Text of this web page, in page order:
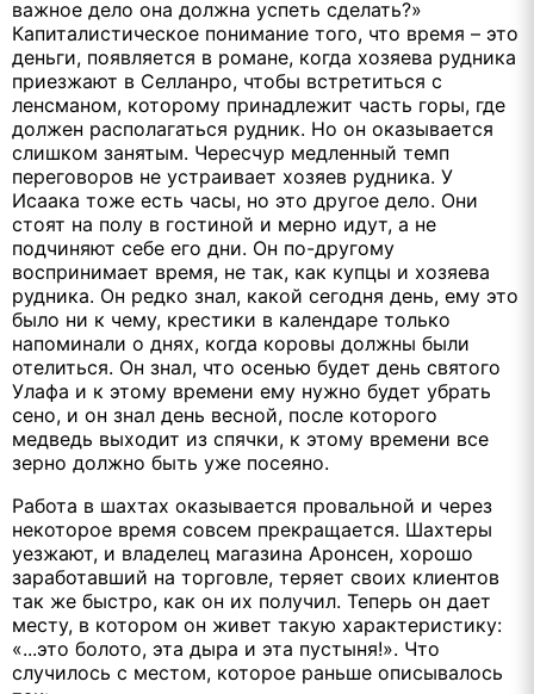
важное дело она должна успеть сделать?»
Капиталистическое понимание того, что время – это
деньги, появляется в романе, когда хозяева рудника
приезжают в Селланро, чтобы встретиться с
ленсманом, которому принадлежит часть горы, где
должен располагаться рудник. Но он оказывается
слишком занятым. Чересчур медленный темп
переговоров не устраивает хозяев рудника. У
Исаака тоже есть часы, но это другое дело. Они
стоят на полу в гостиной и мерно идут, а не
подчиняют себе его дни. Он по-другому
воспринимает время, не так, как купцы и хозяева
рудника. Он редко знал, какой сегодня день, ему это
было ни к чему, крестики в календаре только
напоминали о днях, когда коровы должны были
отелиться. Он знал, что осенью будет день святого
Улафа и к этому времени ему нужно будет убрать
сено, и он знал день весной, после которого
медведь выходит из спячки, к этому времени все
зерно должно быть уже посеяно.
Работа в шахтах оказывается провальной и через
некоторое время совсем прекращается. Шахтеры
уезжают, и владелец магазина Аронсен, хорошо
заработавший на торговле, теряет своих клиентов
так же быстро, как он их получил. Теперь он дает
месту, в котором он живет такую характеристику:
«...это болото, эта дыра и эта пустыня!». Что
случилось с местом, которое раньше описывалось